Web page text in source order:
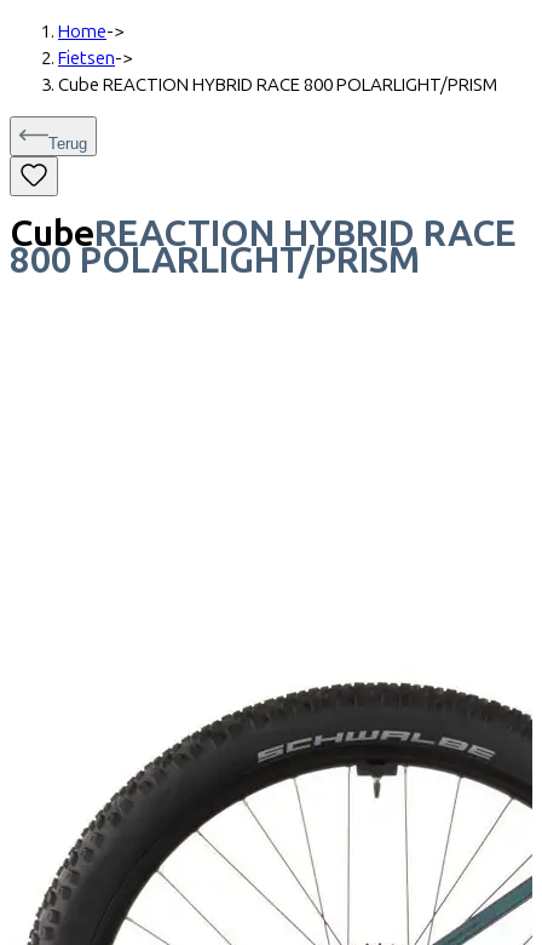
Home->
Fietsen->
Cube REACTION HYBRID RACE 800 POLARLIGHT/PRISM
Terug
CubeREACTION HYBRID RACE
800 POLARLIGHT/PRISM